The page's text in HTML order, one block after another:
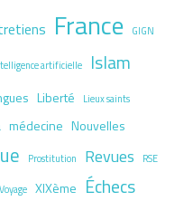
France GIGN
artificielle Islam
Liberté Lieux saints
médecine Nouvelles
Prostitution Revues RSE
Voyage XIXème Échecs